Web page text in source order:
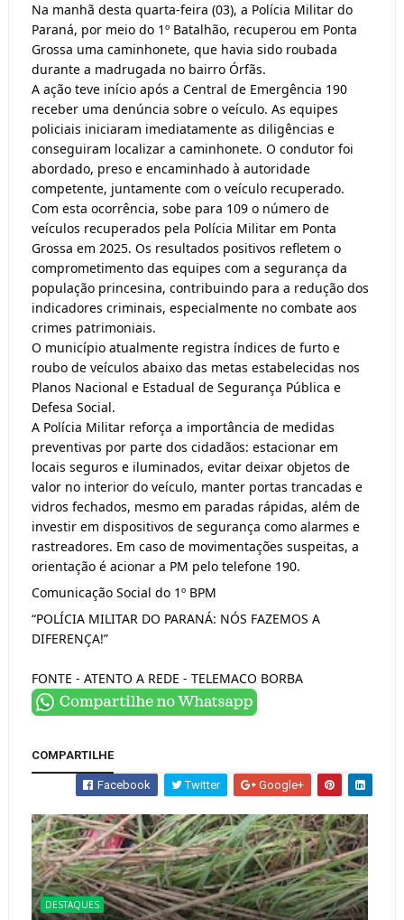
Na manhã desta quarta-feira (03), a Polícia Militar do
Paraná, por meio do 1º Batalhão, recuperou em Ponta
Grossa uma caminhonete, que havia sido roubada
durante a madrugada no bairro Órfãs.
A ação teve início após a Central de Emergência 190
receber uma denúncia sobre o veículo. As equipes
policiais iniciaram imediatamente as diligências e
conseguiram localizar a caminhonete. O condutor foi
abordado, preso e encaminhado à autoridade
competente, juntamente com o veículo recuperado.
Com esta ocorrência, sobe para 109 o número de
veículos recuperados pela Polícia Militar em Ponta
Grossa em 2025. Os resultados positivos refletem o
comprometimento das equipes com a segurança da
população princesina, contribuindo para a redução dos
indicadores criminais, especialmente no combate aos
crimes patrimoniais.
O município atualmente registra índices de furto e
roubo de veículos abaixo das metas estabelecidas nos
Planos Nacional e Estadual de Segurança Pública e
Defesa Social.
A Polícia Militar reforça a importância de medidas
preventivas por parte dos cidadãos: estacionar em
locais seguros e iluminados, evitar deixar objetos de
valor no interior do veículo, manter portas trancadas e
vidros fechados, mesmo em paradas rápidas, além de
investir em dispositivos de segurança como alarmes e
rastreadores. Em caso de movimentações suspeitas, a
orientação é acionar a PM pelo telefone 190.
Comunicação Social do 1º BPM
“POLÍCIA MILITAR DO PARANÁ: NÓS FAZEMOS A
DIFERENÇA!”
FONTE - ATENTO A REDE - TELEMACO BORBA
COMPARTILHE
Facebook Twitter Google+
DESTAQUES